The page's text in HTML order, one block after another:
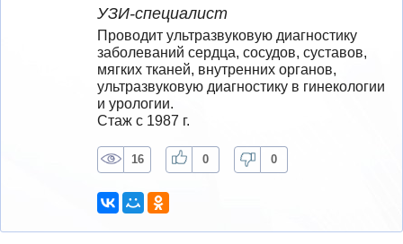
УЗИ-специалист
Проводит ультразвуковую диагностику
заболеваний сердца, сосудов, суставов,
мягких тканей, внутренних органов,
ультразвуковую диагностику в гинекологии
и урологии.
Стаж с 1987 г.
16 0 0